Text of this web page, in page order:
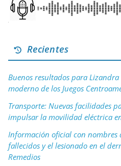
Recientes
Buenos resultados para
moderno de los Juegos
Transporte: Nuevas facilidades
impulsar la movilidad eléctrica
Información oficial con nombres
fallecidos y el lesionado en el
Remedios